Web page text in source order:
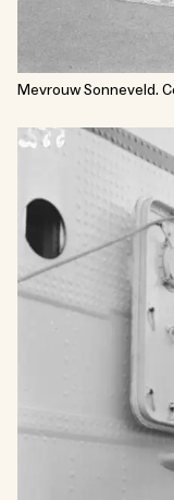
Mevrouw Sonneveld.